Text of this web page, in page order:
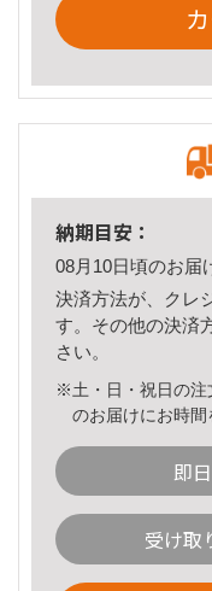
納期目安：
08月10日頃のお届
決済方法が、クレ
す。その他の決済
さい。
※土・日・祝日の注
のお届けにお時間
即
受け取